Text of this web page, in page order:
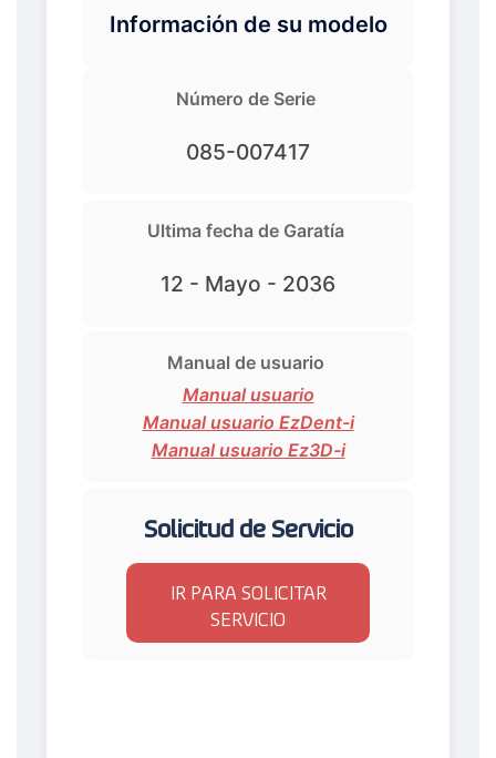
Información de su modelo
Número de Serie
085-007417
Ultima fecha de Garatía
12 - Mayo - 2036
Manual de usuario
Manual usuario
Manual usuario EzDent-i
Manual usuario Ez3D-i
Solicitud de Servicio
IR PARA SOLICITAR
SERVICIO